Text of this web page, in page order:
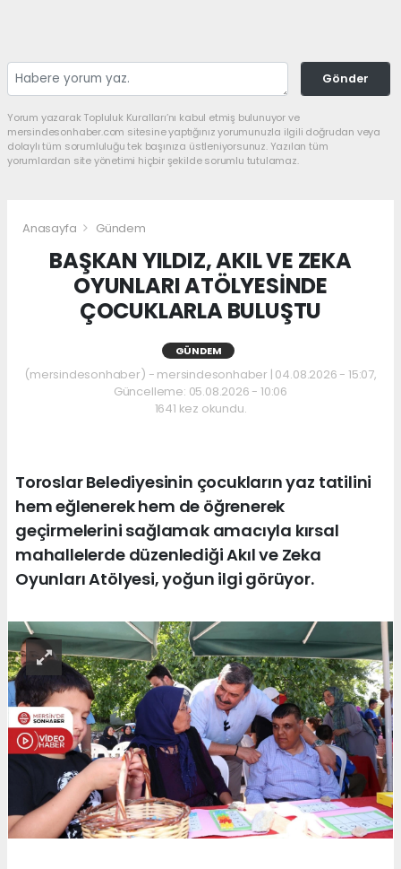
Gönder
Yorum yazarak Topluluk Kuralları’nı kabul etmiş bulunuyor ve
mersindesonhaber.com sitesine yaptığınız yorumunuzla ilgili doğrudan veya
dolaylı tüm sorumluluğu tek başınıza üstleniyorsunuz. Yazılan tüm
yorumlardan site yönetimi hiçbir şekilde sorumlu tutulamaz.
Anasayfa Gündem
BAŞKAN YILDIZ, AKIL VE ZEKA
OYUNLARI ATÖLYESİNDE
ÇOCUKLARLA BULUŞTU
GÜNDEM
(mersindesonhaber) - mersindesonhaber | 04.08.2026 - 15:07,
Güncelleme: 05.08.2026 - 10:06
1641 kez okundu.
Toroslar Belediyesinin çocukların yaz tatilini
hem eğlenerek hem de öğrenerek
geçirmelerini sağlamak amacıyla kırsal
mahallelerde düzenlediği Akıl ve Zeka
Oyunları Atölyesi, yoğun ilgi görüyor.